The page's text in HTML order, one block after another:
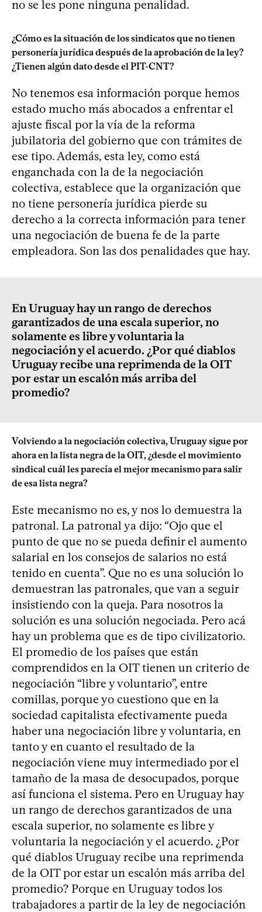
no se les pone ninguna penalidad.
¿Cómo es la situación de los sindicatos que no tienen
personería jurídica después de la aprobación de la ley?
¿Tienen algún dato desde el PIT-CNT?
No tenemos esa información porque hemos
estado mucho más abocados a enfrentar el
ajuste fiscal por la vía de la reforma
jubilatoria del gobierno que con trámites de
ese tipo. Además, esta ley, como está
enganchada con la de la negociación
colectiva, establece que la organización que
no tiene personería jurídica pierde su
derecho a la correcta información para tener
una negociación de buena fe de la parte
empleadora. Son las dos penalidades que hay.
En Uruguay hay un rango de derechos
garantizados de una escala superior, no
solamente es libre y voluntaria la
negociación y el acuerdo. ¿Por qué diablos
Uruguay recibe una reprimenda de la OIT
por estar un escalón más arriba del
promedio?
Volviendo a la negociación colectiva, Uruguay sigue por
ahora en la lista negra de la OIT, ¿desde el movimiento
sindical cuál les parecía el mejor mecanismo para salir
de esa lista negra?
Este mecanismo no es, y nos lo demuestra la
patronal. La patronal ya dijo: “Ojo que el
punto de que no se pueda definir el aumento
salarial en los consejos de salarios no está
tenido en cuenta”. Que no es una solución lo
demuestran las patronales, que van a seguir
insistiendo con la queja. Para nosotros la
solución es una solución negociada. Pero acá
hay un problema que es de tipo civilizatorio.
El promedio de los países que están
comprendidos en la OIT tienen un criterio de
negociación “libre y voluntario”, entre
comillas, porque yo cuestiono que en la
sociedad capitalista efectivamente pueda
haber una negociación libre y voluntaria, en
tanto y en cuanto el resultado de la
negociación viene muy intermediado por el
tamaño de la masa de desocupados, porque
así funciona el sistema. Pero en Uruguay hay
un rango de derechos garantizados de una
escala superior, no solamente es libre y
voluntaria la negociación y el acuerdo. ¿Por
qué diablos Uruguay recibe una reprimenda
de la OIT por estar un escalón más arriba del
promedio? Porque en Uruguay todos los
trabajadores a partir de la ley de negociación